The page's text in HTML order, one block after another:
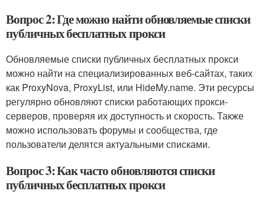
Вопрос 2: Где можно найти обновляемые списки
публичных бесплатных прокси
Обновляемые списки публичных бесплатных прокси
можно найти на специализированных веб-сайтах, таких
как ProxyNova, ProxyList, или HideMy.name. Эти ресурсы
регулярно обновляют списки работающих прокси-
серверов, проверяя их доступность и скорость. Также
можно использовать форумы и сообщества, где
пользователи делятся актуальными списками.
Вопрос 3: Как часто обновляются списки
публичных бесплатных прокси